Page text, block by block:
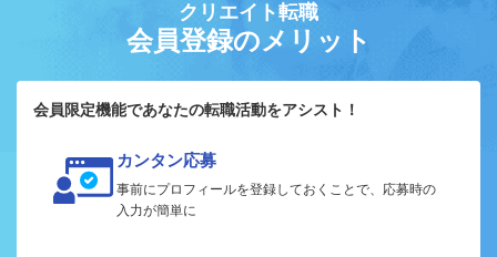
クリエイト転職
会員登録のメリット
会員限定機能であなたの転職活動をアシスト！
カンタン応募
事前にプロフィールを登録しておくことで、応募時の
入力が簡単に